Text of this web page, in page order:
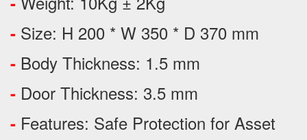
- Size: H 200 * W 350 * D 370 mm
- Body Thickness: 1.5 mm
- Door Thickness: 3.5 mm
- Features: Safe Protection for Asset